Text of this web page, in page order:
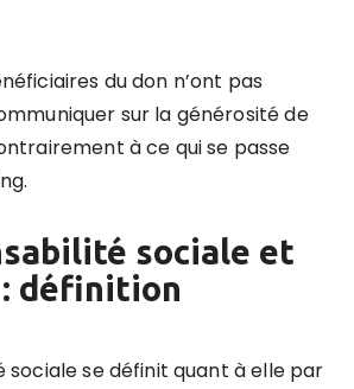
du don n’ont pas
sur la générosité de
à ce qui se passe
sociale et
définition
sociale se définit quant à elle par